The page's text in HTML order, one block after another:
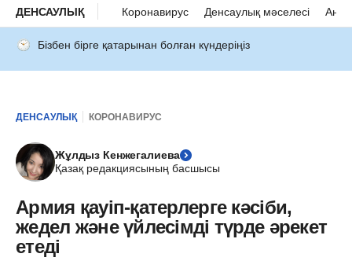
ДЕНСАУЛЫҚ Коронавирус Денсаулық мәселесі Ана
Бізбен бірге қатарынан болған күндеріңіз
ДЕНСАУЛЫҚ КОРОНАВИРУС
Жұлдыз Кенжегалиева
Қазақ редакциясының басшысы
Армия қауіп-қатерлерге кәсіби,
жедел және үйлесімді түрде әрекет
етеді